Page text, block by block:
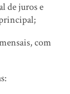
de juros e
com